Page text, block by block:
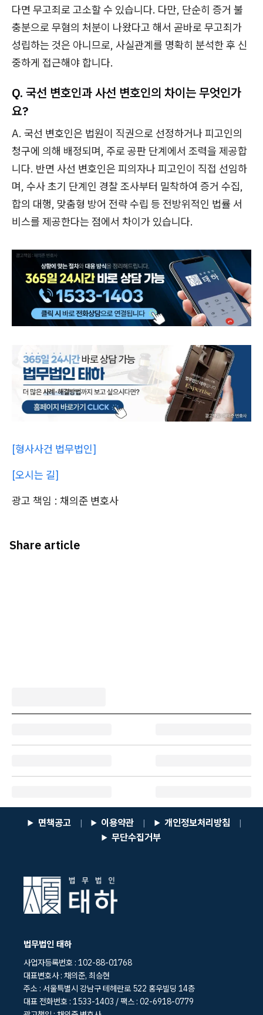
다면 무고죄로 고소할 수 있습니다. 다만, 단순히 증거 불
충분으로 무혐의 처분이 나왔다고 해서 곧바로 무고죄가
성립하는 것은 아니므로, 사실관계를 명확히 분석한 후 신
중하게 접근해야 합니다.
Q. 국선 변호인과 사선 변호인의 차이는 무엇인가
요?
A. 국선 변호인은 법원이 직권으로 선정하거나 피고인의
청구에 의해 배정되며, 주로 공판 단계에서 조력을 제공합
니다. 반면 사선 변호인은 피의자나 피고인이 직접 선임하
며, 수사 초기 단계인 경찰 조사부터 밀착하여 증거 수집,
합의 대행, 맞춤형 방어 전략 수립 등 전방위적인 법률 서
비스를 제공한다는 점에서 차이가 있습니다.
[형사사건 법무법인]
[오시는 길]
광고 책임 : 채의준 변호사
Share article
면책공고 | 이용약관 | 개인정보처리방침 |
무단수집거부
법무법인 태하
사업자등록번호 : 102-88-01768
대표변호사 : 채의준, 최승현
주소 : 서울특별시 강남구 테헤란로 522 홍우빌딩 14층
대표 전화번호 : 1533-1403 / 팩스 : 02-6918-0779